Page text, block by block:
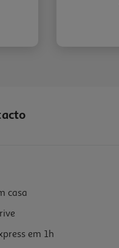
casa
em 1h